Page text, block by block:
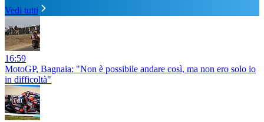
Vedi tutti
16:59
MotoGP, Bagnaia: "Non è possibile andare così, ma non ero solo io
in difficoltà"